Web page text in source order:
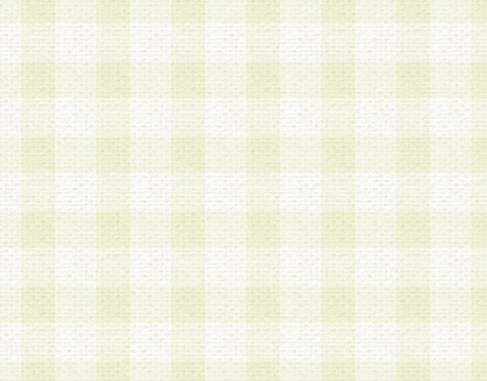
第5条 会員の登録情報
1.当社は、会員の登録情報に含まれる氏名・住所
アドレス等会員個人を識別できる情報を当社が別
シーポリシー
」に基づき適切に取り扱うものとし
は、当該個人情報を以下の各号に定める目的に利
す。なお、これら事項以外の目的で個人情報を利
かじめ会員の同意を得たうえで利用するものとし
a.本サービスの実施または運営
b.本サービスに係る謝礼、景品、調査サンプル品
c.会員からの電話、メール等の問い合わせなどへ
d.その他これらに付随する業務
2.当社は、会員個人を識別することのできる情報
会員情報を本人の承諾なく第三者に開示すること